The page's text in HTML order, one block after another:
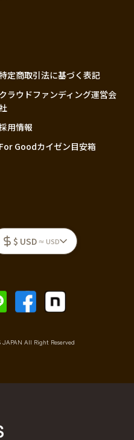
定商取引法に基づく表記
クラウドファンディング運営会
用情報
For Goodカイゼン目安箱
$ USD ≈ USD
JAPAN All Right Reserved